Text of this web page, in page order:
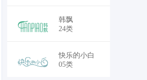
韩飘
24类
￥28,050
快乐的小白
05类
￥30,250